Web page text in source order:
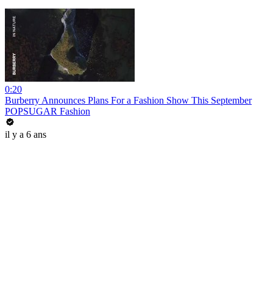
0:20
Burberry Announces Plans For a Fashion Show This September
POPSUGAR Fashion
il y a 6 ans